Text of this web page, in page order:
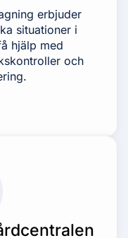
erbjuder
situationer i
hjälp med
och